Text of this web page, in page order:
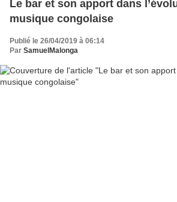
Le bar et son apport dans
musique congolaise
Publié le 26/04/2019 à 06:14
Par SamuelMalonga